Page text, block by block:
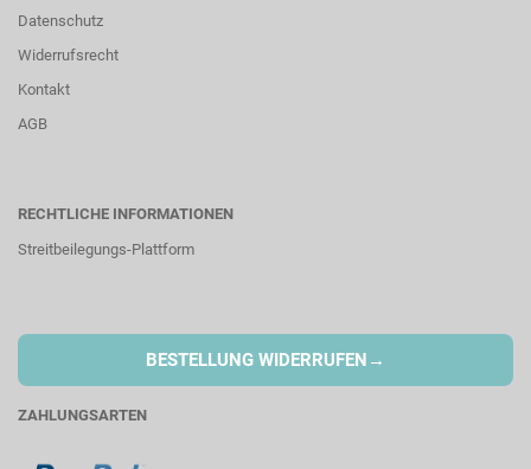
Datenschutz
Widerrufsrecht
Kontakt
AGB
RECHTLICHE INFORMATIONEN
Streitbeilegungs-Plattform
BESTELLUNG WIDERRUFEN →
ZAHLUNGSARTEN